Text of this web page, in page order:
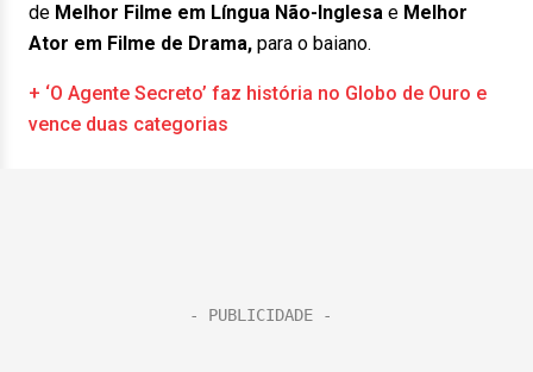
de Melhor Filme em Língua Não-Inglesa e Melhor
Ator em Filme de Drama, para o baiano.
+ ‘O Agente Secreto’ faz história no Globo de Ouro e
vence duas categorias